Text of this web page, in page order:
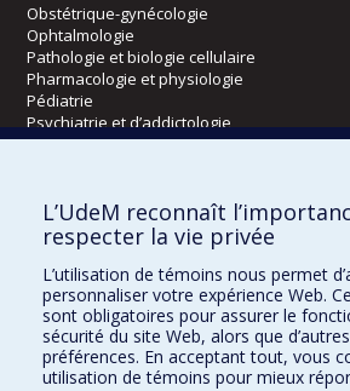
Obstétrique-gynécologie
Ophtalmologie
Pathologie et biologie cellulaire
Pharmacologie et physiologie
Pédiatrie
Psychiatrie et d’addictologie
Radiologie, radio-oncologie et médecine
Écoles
Orthophonie et audiologie
Réadaptation
Directions
L’UdeM reconnaît
respecter la vie privée
L’utilisation de témoins nous permet
personnaliser votre expérience Web.
sont obligatoires pour assurer le
sécurité du site Web, alors que
préférences. En acceptant tout, vous
utilisation de témoins pour mieux